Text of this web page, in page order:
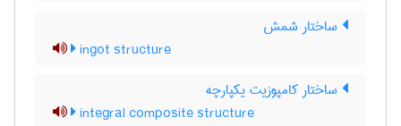
ساختار شمش
ingot structure
ساختار کامپوزیت یکپارچه
integral composite structure